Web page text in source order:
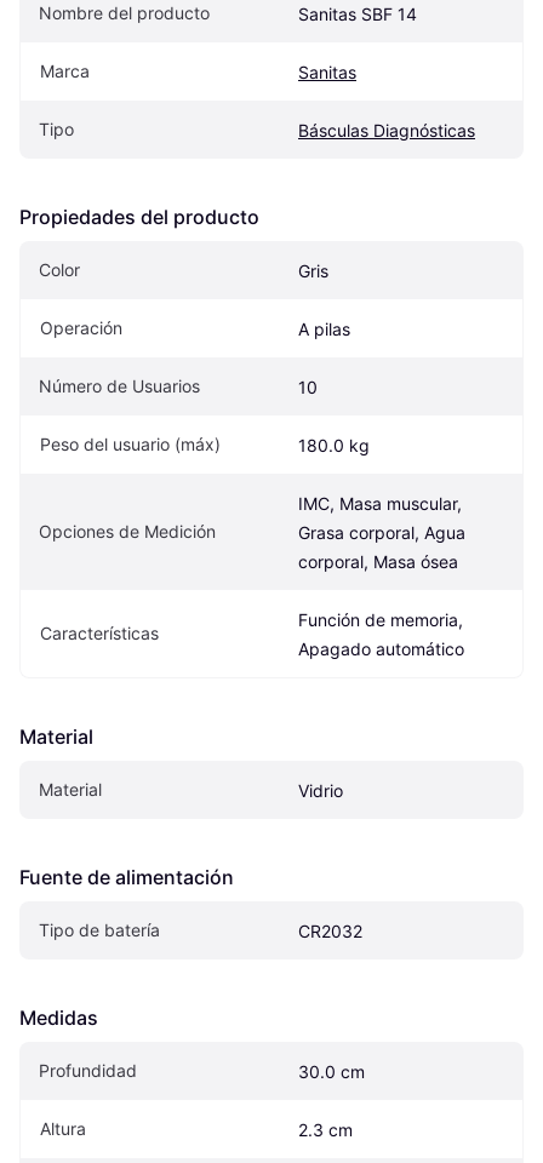
Nombre del producto Sanitas SBF 14
Marca Sanitas
Tipo Básculas Diagnósticas
Propiedades del producto
Color Gris
Operación A pilas
Número de Usuarios 10
Peso del usuario (máx) 180.0 kg
Opciones de Medición
IMC, Masa muscular,
Grasa corporal, Agua
corporal, Masa ósea
Características
Función de memoria,
Apagado automático
Material
Material Vidrio
Fuente de alimentación
Tipo de batería CR2032
Medidas
Profundidad 30.0 cm
Altura 2.3 cm